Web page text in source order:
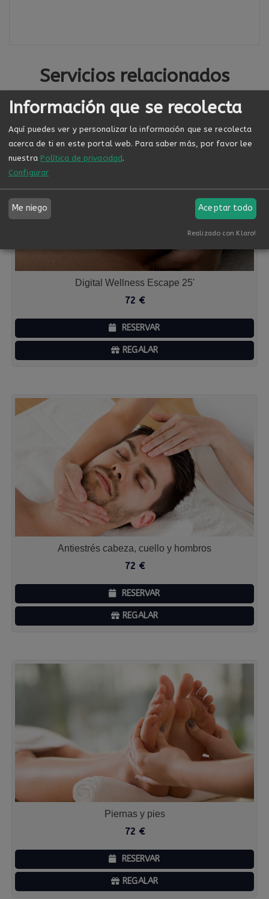
Servicios relacionados
Digital Wellness Escape 25'
72 €
RESERVAR
REGALAR
Antiestrés cabeza, cuello y hombros
72 €
RESERVAR
REGALAR
Piernas y pies
72 €
RESERVAR
REGALAR
Información que se recolecta
Aquí puedes ver y personalizar la información que se recolecta
acerca de ti en este portal web. Para saber más, por favor lee
nuestra Política de privacidad.
Configurar
Me niego Aceptar todo
Realizado con Klaro!